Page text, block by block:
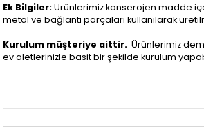
Ek Bilgiler:Ürünlerimiz kanserojen madde
metal ve bağlantı parçaları kullanılarak
Kurulum müşteriye aittir.Ürünlerimiz
ev aletlerinizle basit bir şekilde kurulum